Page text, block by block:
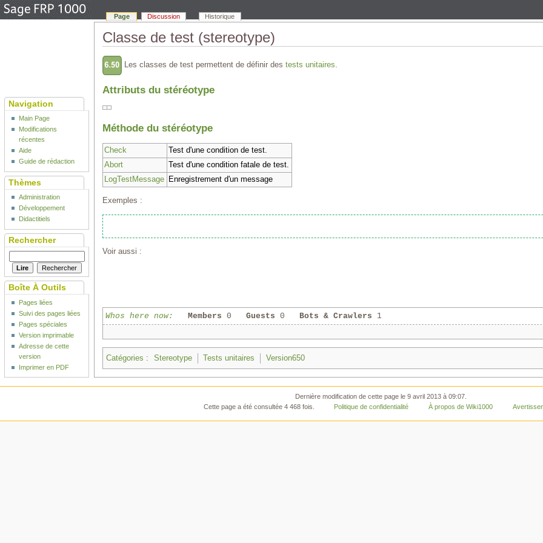
Classe de test (stereotype)
Les classes de test permettent de définir des tests unitaires.
Attributs du stéréotype
Méthode du stéréotype
Check
Test d'une condition de test.
Abort
Test d'une condition fatale de test.
LogTestMessage
Enregistrement d'un message
Exemples :
Voir aussi :
Whos here now: Members 0 Guests 0 Bots & Crawlers 1
Catégories : Stereotype Tests unitaires Version650
Page Discussion Historique
Navigation
Main Page
Modifications
récentes
Aide
Guide de rédaction
Thèmes
Administration
Développement
Didactitiels
Rechercher
Boîte À Outils
Pages liées
Suivi des pages liées
Pages spéciales
Version imprimable
Adresse de cette
version
Imprimer en PDF
Dernière modification de cette page le 9 avril 2013 à 09:07.
Cette page a été consultée 4 468 fois.
Politique de confidentialité À propos de Wiki1000